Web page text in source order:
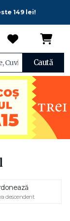
149 lei!
Caută
descendent